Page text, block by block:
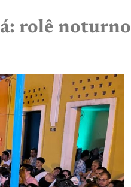
rolê noturno